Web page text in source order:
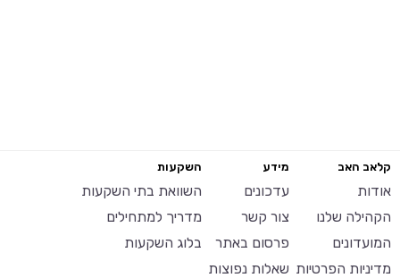
קלאב האב
אודות
הקהילה שלנו
המועדונים
מדיניות הפרטיות
מידע
עדכונים
צור קשר
פרסום באתר
שאלות נפוצות
השקעות
השוואת בתי השקעות
מדריך למתחילים
בלוג השקעות